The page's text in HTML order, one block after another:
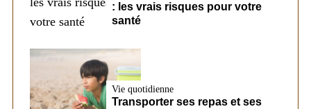
: les vrais risques pour votre
santé
Vie quotidienne
Transporter ses repas et ses